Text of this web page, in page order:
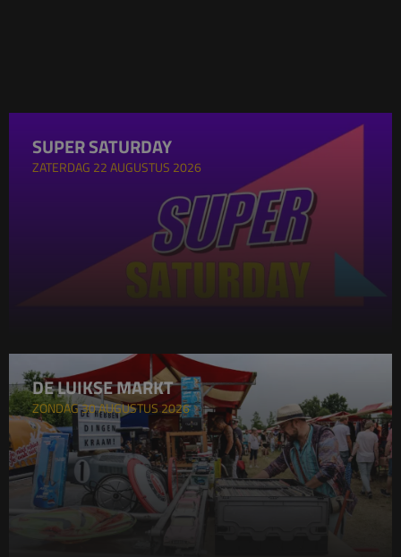
SUPER SATURDAY
ZATERDAG 22 AUGUSTUS 2026
DE LUIKSE MARKT
ZONDAG 30 AUGUSTUS 2026